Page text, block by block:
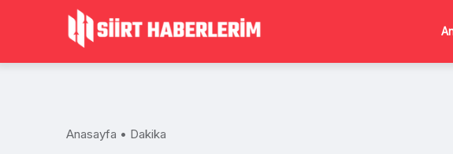
Anasayfa • Dakika